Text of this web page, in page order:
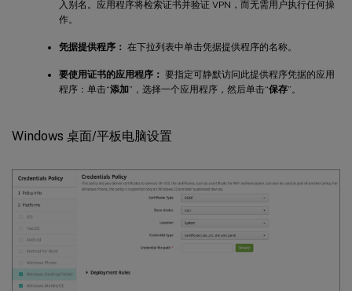
入别名。应用程序将检索证书并验证 VPN，而无需用户执行任何操
作。
凭据提供程序： 在下拉列表中单击凭据提供程序的名称。
要使用证书的应用程序： 要指定可静默访问此提供程序凭据的应用
程序：单击“添加”，选择一个应用程序，然后单击“保存”。
Windows 桌面/平板电脑设置